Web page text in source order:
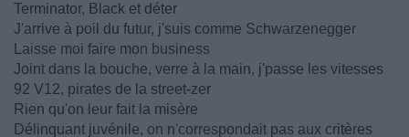
Terminator, Black et déter
J'arrive à poil du futur, j'suis comme Schwarzenegger
Laisse moi faire mon business
Joint dans la bouche, verre à la main, j'passe les vitesses
92 V12, pirates de la street-zer
Rien qu'on leur fait la misère
Délinquant juvénile, on n'correspondait pas aux critères